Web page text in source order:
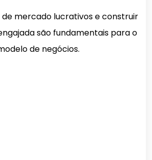
de mercado lucrativos e construir
são fundamentais para o
de negócios.